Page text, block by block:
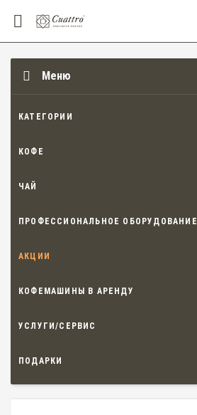
Меню
КАТЕГОРИИ
КОФЕ
ЧАЙ
ПРОФЕССИОНАЛЬНОЕ ОБОРУДОВАНИЕ
АКЦИИ
КОФЕМАШИНЫ В АРЕНДУ
УСЛУГИ/СЕРВИС
ПОДАРКИ